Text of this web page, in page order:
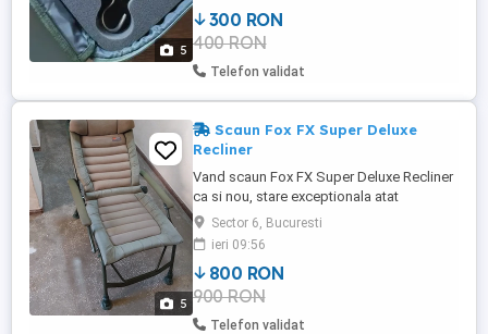
5
300 RON
400 RON
Telefon validat
5
Scaun Fox FX Super Deluxe
Recliner
Vand scaun Fox FX Super Deluxe Recliner
ca si nou, stare exceptionala atat
functional cat si estetic,curat,talpici
perfect functionale nezgariate,manerele
curate ,integrale,curelele sezutului
ferme,perna capului cat si materialul
spatelui si sezutului sunt ca si noi...
Lipsind din tara de ceva ...
Sector 6, Bucuresti
ieri 09:56
800 RON
900 RON
Telefon validat